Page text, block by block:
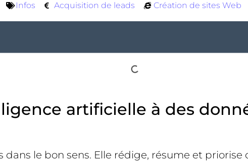
Infos Acquisition de leads Création de sites Web
artificielle à des
dans le bon sens. Elle rédige, résume et